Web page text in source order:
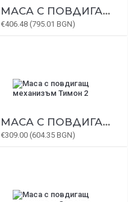
МАСА С ПОВДИГАЩ МЕХАНИЗЪМ ТОСКАНА
€406.48 (795.01 BGN)
МАСА С ПОВДИГАЩ МЕХАНИЗЪМ ТИМОН 2
€309.00 (604.35 BGN)